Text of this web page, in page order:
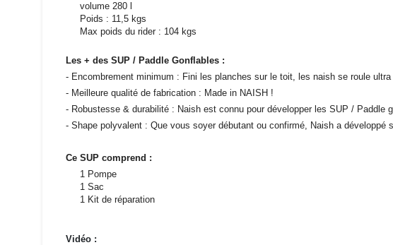
volume 280 l
Poids : 11,5 kgs
Max poids du rider : 104 kgs
Les + des SUP / Paddle Gonflables :
- Encombrement minimum : Fini les planches sur le toit, les naish se roule
- Meilleure qualité de fabrication : Made in NAISH !
- Robustesse & durabilité : Naish est connu pour développer les SUP / Paddle
- Shape polyvalent : Que vous soyer débutant ou confirmé, Naish a
Ce SUP comprend :
1 Pompe
1 Sac
1 Kit de réparation
Vidéo :